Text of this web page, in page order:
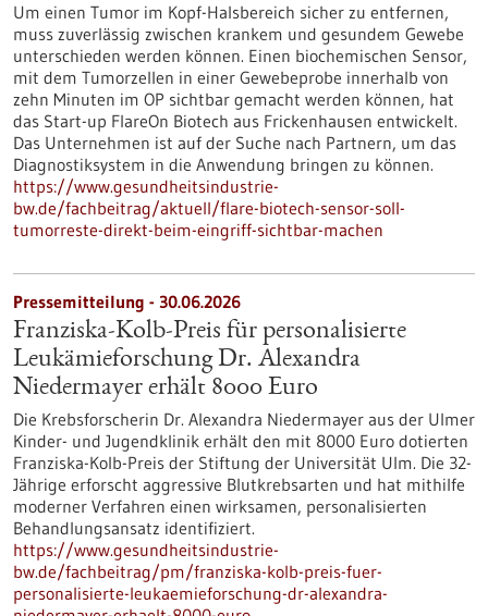
Um einen Tumor im Kopf-Halsbereich sicher zu entfernen,
muss zuverlässig zwischen krankem und gesundem Gewebe
unterschieden werden können. Einen biochemischen Sensor,
mit dem Tumorzellen in einer Gewebeprobe innerhalb von
zehn Minuten im OP sichtbar gemacht werden können, hat
das Start-up FlareOn Biotech aus Frickenhausen entwickelt.
Das Unternehmen ist auf der Suche nach Partnern, um das
Diagnostiksystem in die Anwendung bringen zu können.
https://www.gesundheitsindustrie-
bw.de/fachbeitrag/aktuell/flare-biotech-sensor-soll-
tumorreste-direkt-beim-eingriff-sichtbar-machen
Pressemitteilung - 30.06.2026
Franziska-Kolb-Preis für personalisierte
Leukämieforschung Dr. Alexandra
Niedermayer erhält 8000 Euro
Die Krebsforscherin Dr. Alexandra Niedermayer aus der Ulmer
Kinder- und Jugendklinik erhält den mit 8000 Euro dotierten
Franziska-Kolb-Preis der Stiftung der Universität Ulm. Die 32-
Jährige erforscht aggressive Blutkrebsarten und hat mithilfe
moderner Verfahren einen wirksamen, personalisierten
Behandlungsansatz identifiziert.
https://www.gesundheitsindustrie-
bw.de/fachbeitrag/pm/franziska-kolb-preis-fuer-
personalisierte-leukaemieforschung-dr-alexandra-